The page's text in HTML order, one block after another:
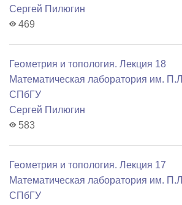
Сергей Пилюгин
469
Геометрия и топология. Лекция 18
Математичеcкая лаборатория им.
СПбГУ
Сергей Пилюгин
583
Геометрия и топология. Лекция 17
Математичеcкая лаборатория им.
СПбГУ